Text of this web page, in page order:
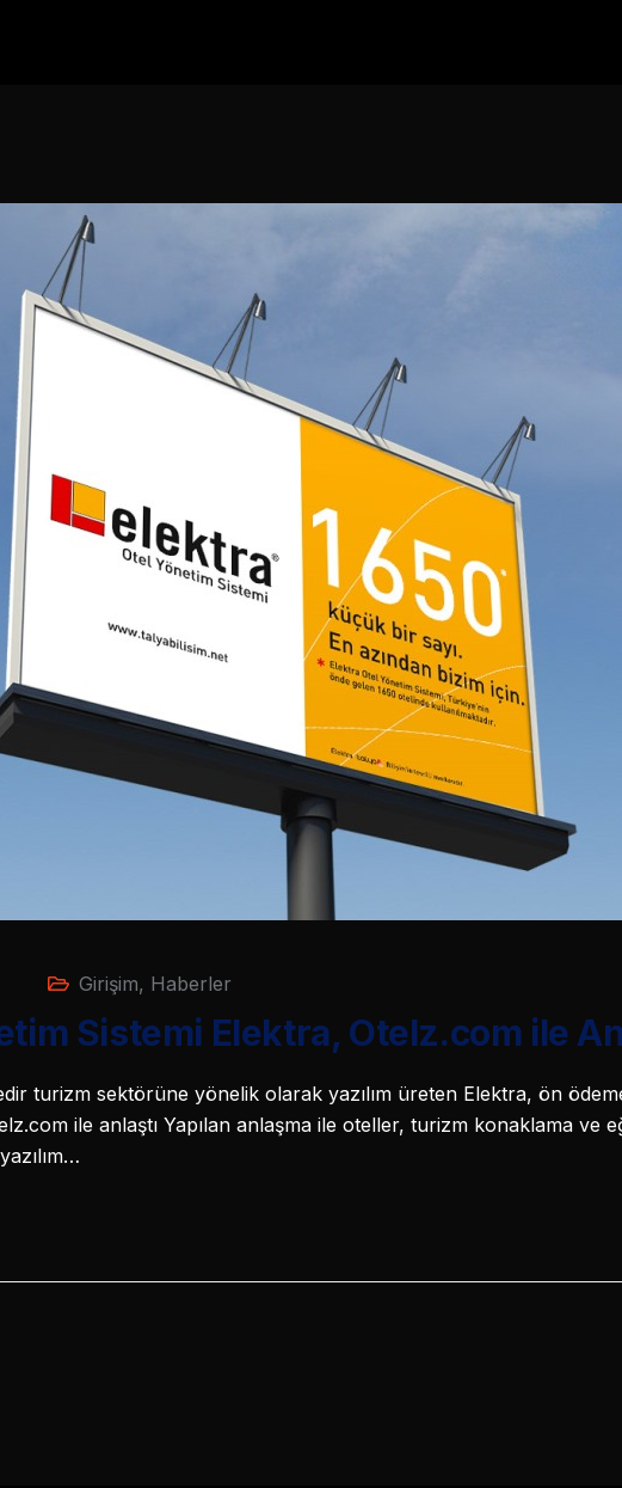
Girişim, Haberler
Sistemi Elektra, Otelz.com ile
turizm sektörüne yönelik olarak yazılım üreten Elektra, ön
ile anlaştı Yapılan anlaşma ile oteller, turizm konaklama ve